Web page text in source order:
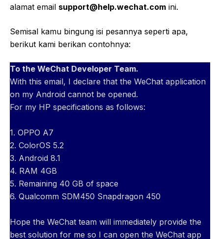
alamat email support@help.wechat.com ini.
Semisal kamu bingung isi pesannya seperti apa,
berikut kami berikan contohnya:
To the WeChat Developer Team.
With this email, I declare that the WeChat application
on my Android cannot be opened.
For my HP specifications as follows:
1. OPPO A7
2. ColorOS 5.2
3. Android 8.1
4. RAM 4GB
5. Remaining 40 GB of space
6. Qualcomm SDM450 Snapdragon 450
Hope the WeChat team will immediately provide the
best solution for me so I can open the WeChat app